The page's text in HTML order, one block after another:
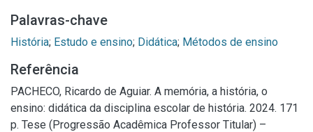
Palavras-chave
História; Estudo e ensino; Didática; Métodos de ensino
Referência
PACHECO, Ricardo de Aguiar. A memória, a história, o
ensino: didática da disciplina escolar de história. 2024. 171
p. Tese (Progressão Acadêmica Professor Titular) –